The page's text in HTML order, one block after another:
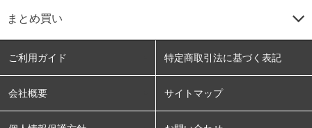
まとめ買い
ご利用ガイド 特定商取引法に基づく表記
会社概要 サイトマップ